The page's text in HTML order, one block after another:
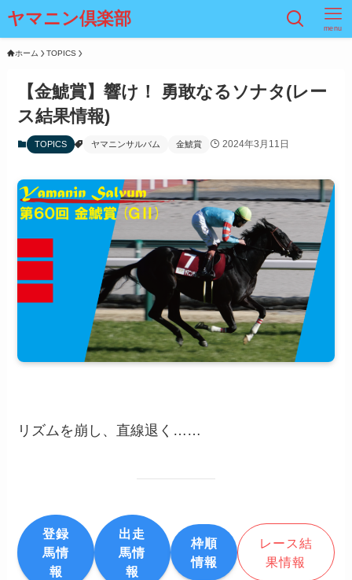
ヤマニン倶楽部 menu
ホーム TOPICS
【金鯱賞】響け！ 勇敢なるソナタ(レー
ス結果情報)
TOPICS ヤマニンサルバム 金鯱賞 2024年3月11日
リズムを崩し、直線退く……
登録
馬情
報
出走
馬情
報
枠順
情報
レース結
果情報